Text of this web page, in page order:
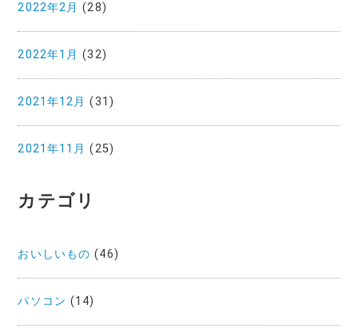
2022年2月 (28)
2022年1月 (32)
2021年12月 (31)
2021年11月 (25)
カテゴリ
おいしいもの (46)
パソコン (14)